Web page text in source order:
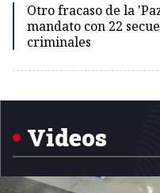
Otro fracaso de la
mandato con 22
criminales
Videos